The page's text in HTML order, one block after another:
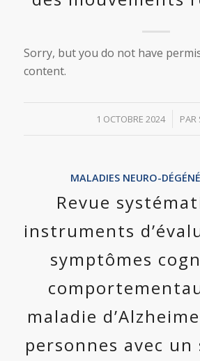
Sorry, but you do not have
content.
1 OCTOBRE 2024
/ PAR
MALADIES NEURO-
Revue
instruments
symptômes
maladie
personnes avec un